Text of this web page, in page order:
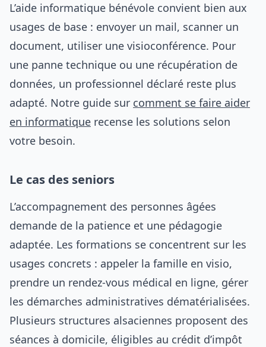
L’aide informatique bénévole convient bien aux
usages de base : envoyer un mail, scanner un
document, utiliser une visioconférence. Pour
une panne technique ou une récupération de
données, un professionnel déclaré reste plus
adapté. Notre guide sur comment se faire aider
en informatique recense les solutions selon
votre besoin.
Le cas des seniors
L’accompagnement des personnes âgées
demande de la patience et une pédagogie
adaptée. Les formations se concentrent sur les
usages concrets : appeler la famille en visio,
prendre un rendez-vous médical en ligne, gérer
les démarches administratives dématérialisées.
Plusieurs structures alsaciennes proposent des
séances à domicile, éligibles au crédit d’impôt